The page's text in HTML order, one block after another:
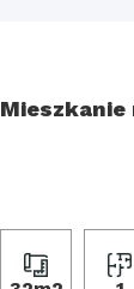
Mieszkanie